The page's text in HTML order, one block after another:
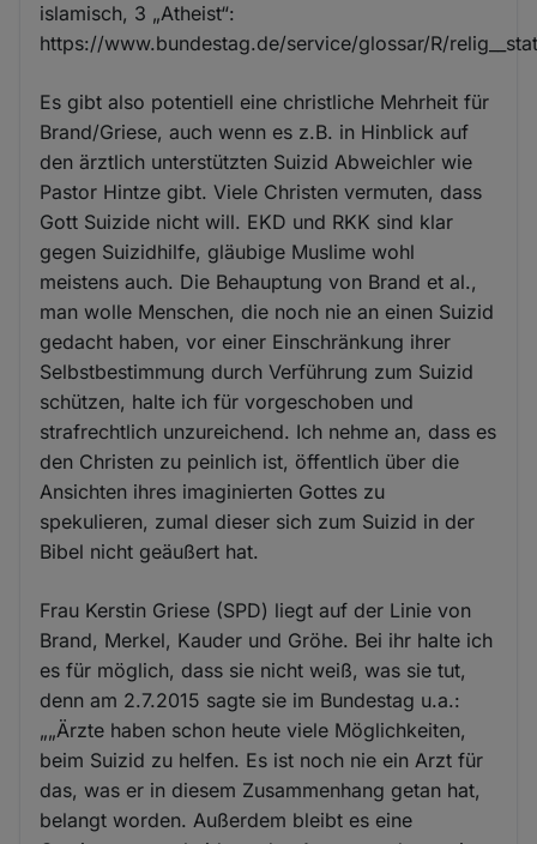
islamisch, 3 „Atheist“:
https://www.bundestag.de/service/glossar/R/
Es gibt also potentiell eine christliche Mehrheit für
Brand/Griese, auch wenn es z.B. in Hinblick auf
den ärztlich unterstützten Suizid Abweichler wie
Pastor Hintze gibt. Viele Christen vermuten, dass
Gott Suizide nicht will. EKD und RKK sind klar
gegen Suizidhilfe, gläubige Muslime wohl
meistens auch. Die Behauptung von Brand et al.,
man wolle Menschen, die noch nie an einen Suizid
gedacht haben, vor einer Einschränkung ihrer
Selbstbestimmung durch Verführung zum Suizid
schützen, halte ich für vorgeschoben und
strafrechtlich unzureichend. Ich nehme an, dass es
den Christen zu peinlich ist, öffentlich über die
Ansichten ihres imaginierten Gottes zu
spekulieren, zumal dieser sich zum Suizid in der
Bibel nicht geäußert hat.
Frau Kerstin Griese (SPD) liegt auf der Linie von
Brand, Merkel, Kauder und Gröhe. Bei ihr halte ich
es für möglich, dass sie nicht weiß, was sie tut,
denn am 2.7.2015 sagte sie im Bundestag u.a.:
„„Ärzte haben schon heute viele Möglichkeiten,
beim Suizid zu helfen. Es ist noch nie ein Arzt für
das, was er in diesem Zusammenhang getan hat,
belangt worden. Außerdem bleibt es eine